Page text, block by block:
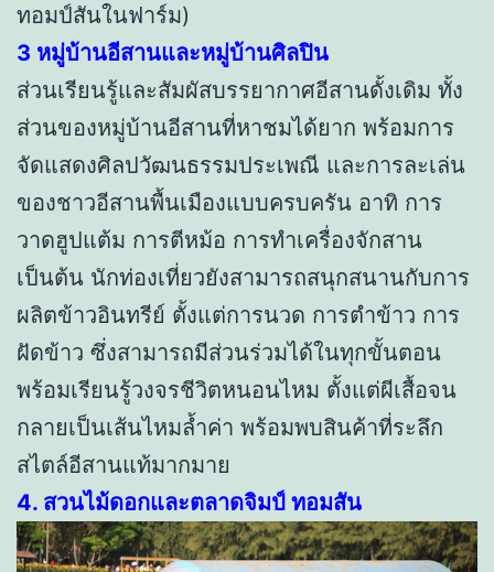
ทอมป์สันในฟาร์ม)
3 หมู่บ้านอีสานและหมู่บ้านศิลปิน
ส่วนเรียนรู้และสัมผัสบรรยากาศอีสานดั้งเดิม ทั้ง
ส่วนของหมู่บ้านอีสานที่หาชมได้ยาก พร้อมการ
จัดแสดงศิลปวัฒนธรรมประเพณี และการละเล่น
ของชาวอีสานพื้นเมืองแบบครบครัน อาทิ การ
วาดฮูปแต้ม การตีหม้อ การทำเครื่องจักสาน
เป็นต้น นักท่องเที่ยวยังสามารถสนุกสนานกับการ
ผลิตข้าวอินทรีย์ ตั้งแต่การนวด การตำข้าว การ
ฝัดข้าว ซึ่งสามารถมีส่วนร่วมได้ในทุกขั้นตอน
พร้อมเรียนรู้วงจรชีวิตหนอนไหม ตั้งแต่ผีเสื้อจน
กลายเป็นเส้นไหมล้ำค่า พร้อมพบสินค้าที่ระลึก
สไตล์อีสานแท้มากมาย
4. สวนไม้ดอกและตลาดจิมป์ ทอมสัน